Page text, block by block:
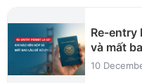
Re-entry
và mất
10